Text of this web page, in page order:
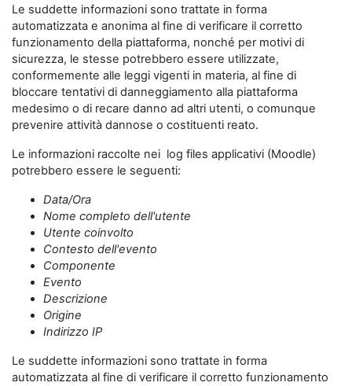
Le suddette informazioni sono trattate in forma
automatizzata e anonima al fine di verificare il corretto
funzionamento della piattaforma, nonché per motivi di
sicurezza, le stesse potrebbero essere utilizzate,
conformemente alle leggi vigenti in materia, al fine di
bloccare tentativi di danneggiamento alla piattaforma
medesimo o di recare danno ad altri utenti, o comunque
prevenire attività dannose o costituenti reato.
Le informazioni raccolte nei log files applicativi (Moodle)
potrebbero essere le seguenti:
Data/Ora
Nome completo dell'utente
Utente coinvolto
Contesto dell'evento
Componente
Evento
Descrizione
Origine
Indirizzo IP
Le suddette informazioni sono trattate in forma
automatizzata al fine di verificare il corretto funzionamento